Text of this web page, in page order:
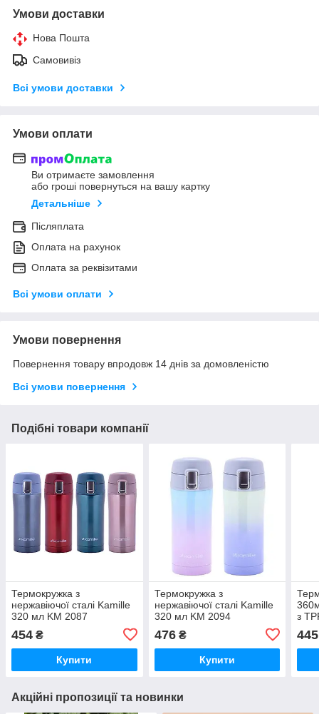
Умови доставки
Нова Пошта
Самовивіз
Всі умови доставки
Умови оплати
Ви отримаєте замовлення
або гроші повернуться на вашу картку
Детальніше
Післяплата
Оплата на рахунок
Оплата за реквізитами
Всі умови оплати
Умови повернення
Повернення товару впродовж 14 днів за домовленістю
Всі умови повернення
Подібні товари компанії
Термокружка з
нержавіючої сталі Kamille
320 мл KM 2087
454 ₴
Купити
Термокружка з
нержавіючої сталі Kamille
320 мл KM 2094
476₴
Купити
з
445
Акційні пропозиції та новинки